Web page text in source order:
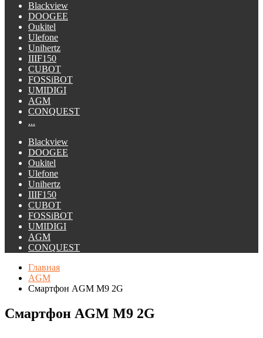
Blackview
DOOGEE
Oukitel
Ulefone
Unihertz
IIIF150
CUBOT
FOSSiBOT
UMIDIGI
AGM
CONQUEST
...
Blackview
DOOGEE
Oukitel
Ulefone
Unihertz
IIIF150
CUBOT
FOSSiBOT
UMIDIGI
AGM
CONQUEST
Главная
AGM
Смартфон AGM M9 2G
Смартфон AGM M9 2G